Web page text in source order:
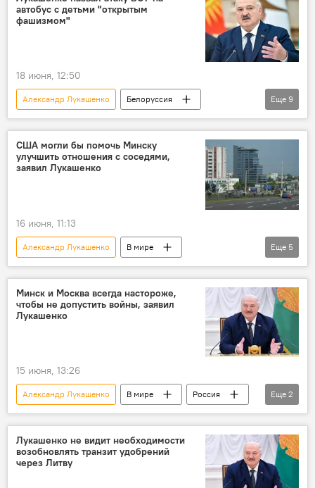
ВСУ
удар
атака
автобус с детьми "открытым
фашизмом"
18 июня, 12:50
Александр Лукашенко
Белоруссия
Украина
дрон
беспилотник
Политика
Россия
ВСУ
удар атака
Еще 9
США могли бы помочь Минску
улучшить отношения с соседями,
заявил Лукашенко
16 июня, 11:13
Александр Лукашенко
В мире
Белоруссия
США
Евросоюз (ЕС)
двусторонние отношения
переговоры
Политика
Еще 5
Минск и Москва всегда настороже,
чтобы не допустить войны, заявил
Лукашенко
15 июня, 13:26
Александр Лукашенко В мире
Россия
Белоруссия
Политика
Еще 2
Лукашенко не видит необходимости
возобновлять транзит удобрений
через Литву